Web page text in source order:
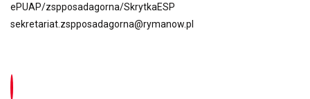
ePUAP/zspposadagorna/SkrytkaESP
sekretariat.zspposadagorna@rymanow.pl